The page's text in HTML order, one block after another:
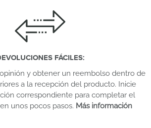
FÁCILES:
y obtener un reembolso dentro de
a la recepción del producto. Inicie
correspondiente para completar el
unos pocos pasos. Más información